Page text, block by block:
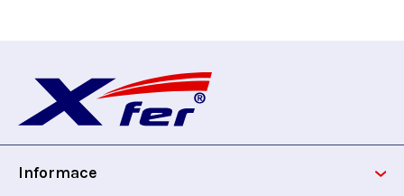
p
Informace